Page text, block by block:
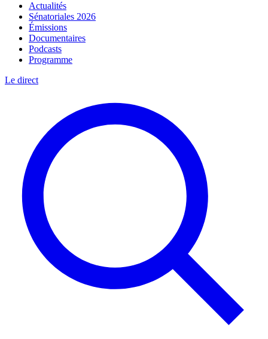
Actualités
Sénatoriales 2026
Émissions
Documentaires
Podcasts
Programme
Le direct